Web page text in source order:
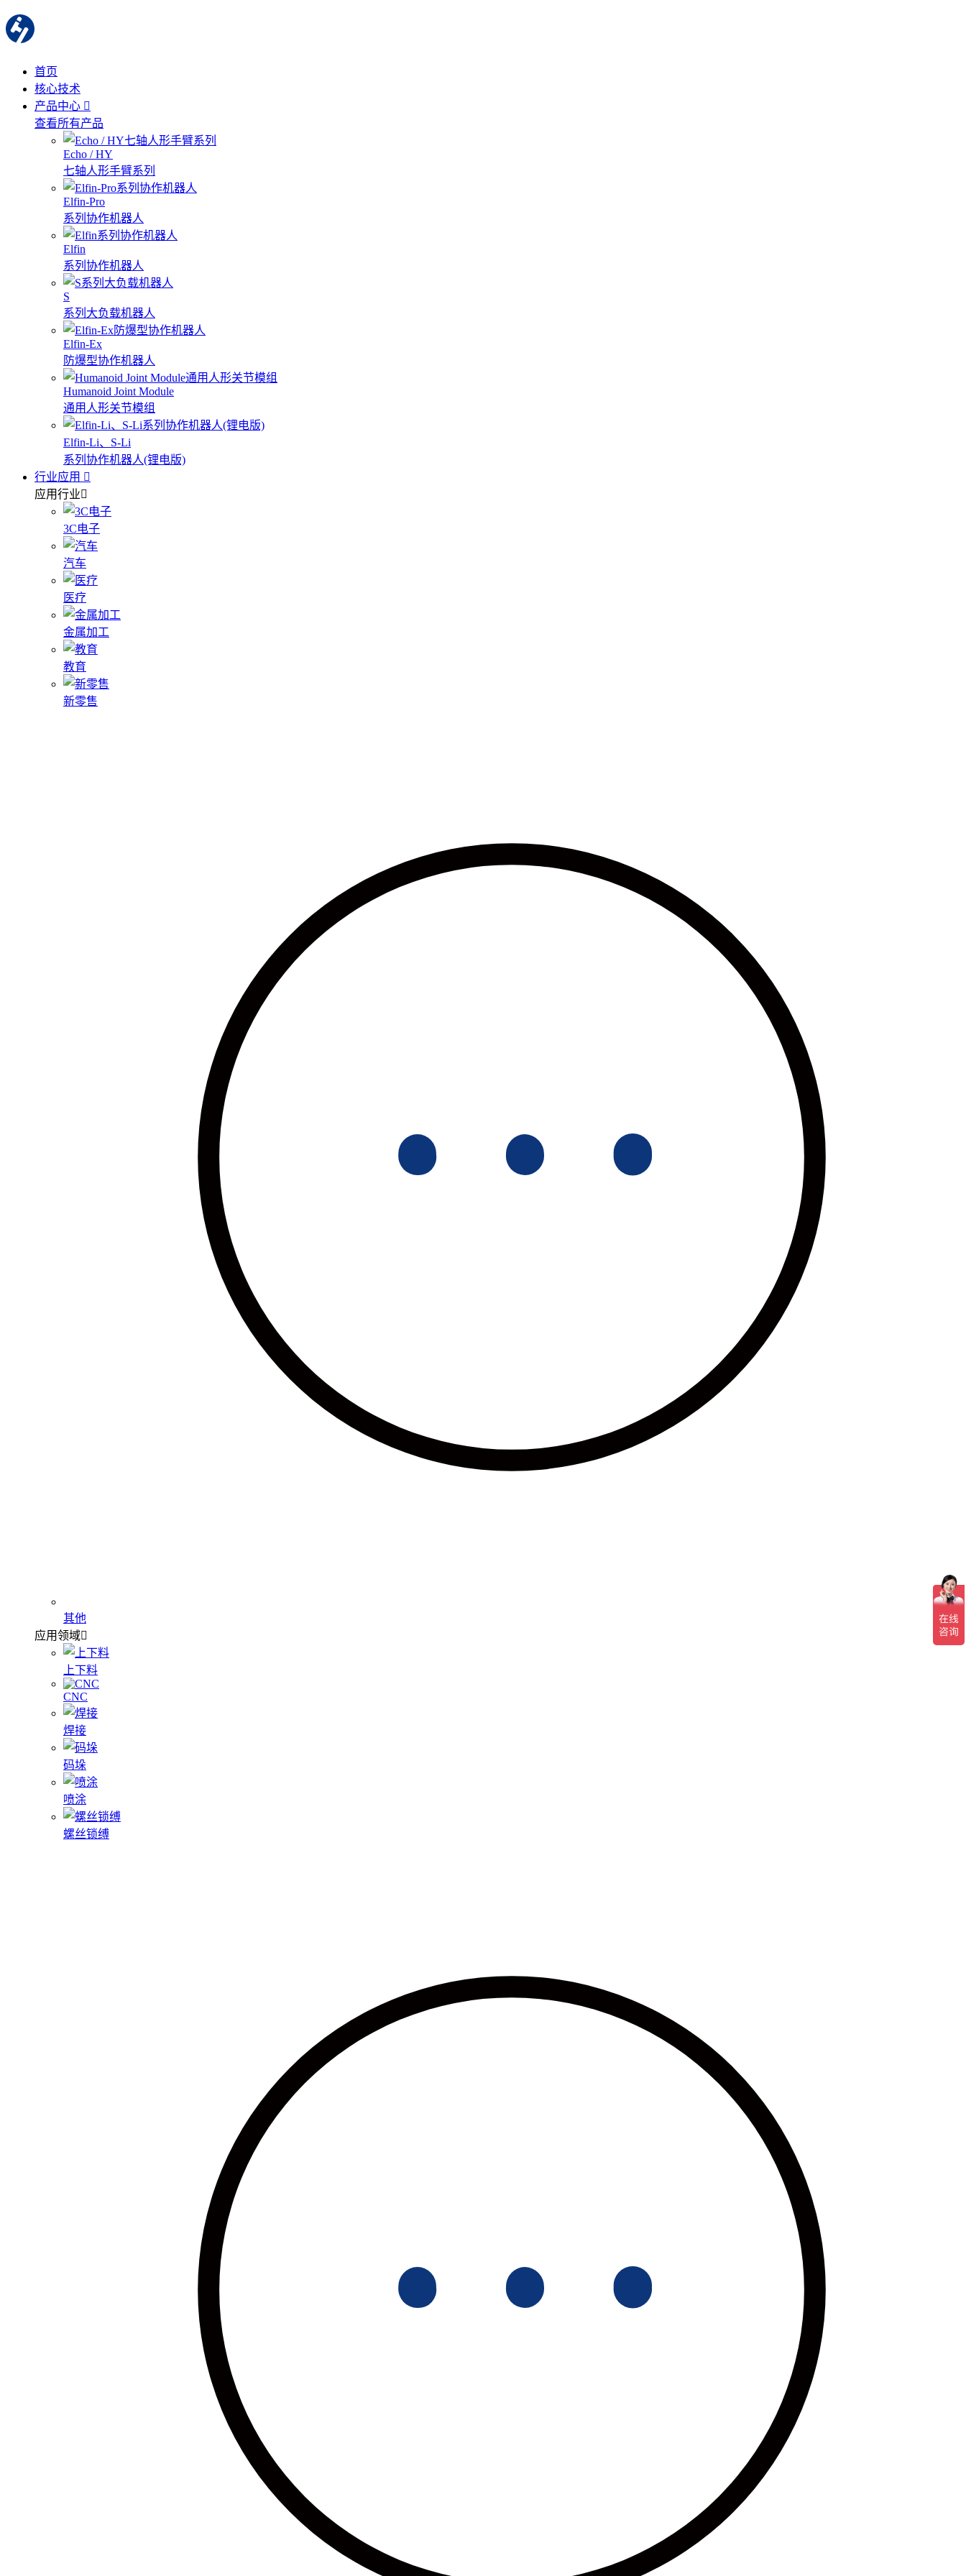
首页
核心技术
产品中心
查看所有产品
Echo / HY
七轴人形手臂系列
Elfin-Pro
系列协作机器人
Elfin
系列协作机器人
S
系列大负载机器人
Elfin-Ex
防爆型协作机器人
Humanoid Joint Module
通用人形关节模组
Elfin-Li、S-Li
系列协作机器人(锂电版)
行业应用
应用行业
3C电子
汽车
医疗
金属加工
教育
新零售
其他
应用领域
上下料
CNC
焊接
码垛
喷涂
螺丝锁缚